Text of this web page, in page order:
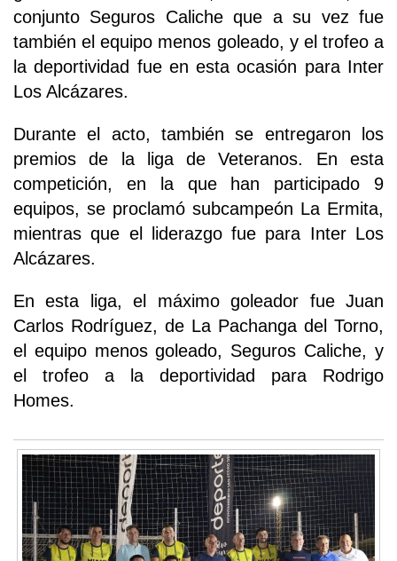
conjunto Seguros Caliche que a su vez fue
también el equipo menos goleado, y el trofeo a
la deportividad fue en esta ocasión para Inter
Los Alcázares.
Durante el acto, también se entregaron los
premios de la liga de Veteranos. En esta
competición, en la que han participado 9
equipos, se proclamó subcampeón La Ermita,
mientras que el liderazgo fue para Inter Los
Alcázares.
En esta liga, el máximo goleador fue Juan
Carlos Rodríguez, de La Pachanga del Torno,
el equipo menos goleado, Seguros Caliche, y
el trofeo a la deportividad para Rodrigo
Homes.